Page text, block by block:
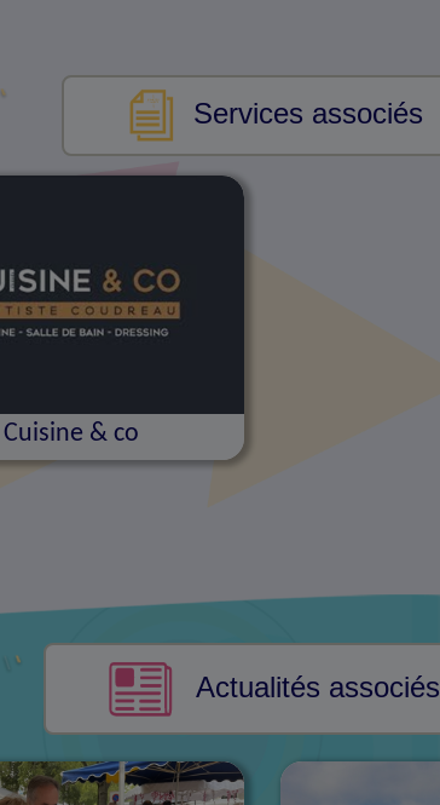
Services associés
Cuisine & co
Actualités associés